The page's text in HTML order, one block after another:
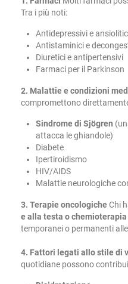
Tra i più noti:
Antidepressivi e
Antistaminici e
Diuretici e antipertensivi
Farmaci per il Parkinson
2. Malattie e condizioni
compromettono
Sindrome di Sjögren
attacca le ghiandole)
Diabete
Ipertiroidismo
HIV/AIDS
Malattie neurologiche
3. Terapie oncologicheChi
e alla testa o chemioterapia
temporanei o permanenti
4. Fattori legati allo stile di
quotidiane possono